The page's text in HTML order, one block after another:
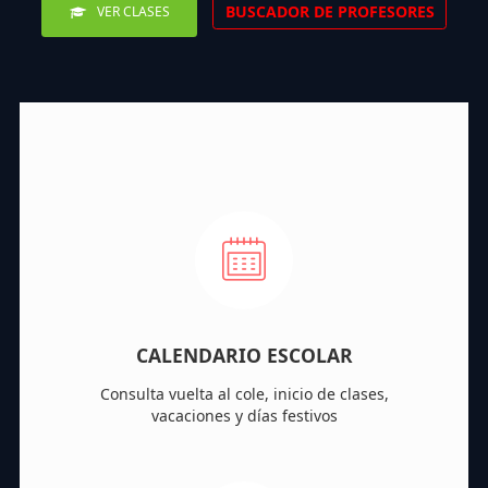
VER CLASES BUSCADOR DE PROFESORES
CALENDARIO ESCOLAR
Consulta vuelta al cole, inicio de clases,
vacaciones y días festivos